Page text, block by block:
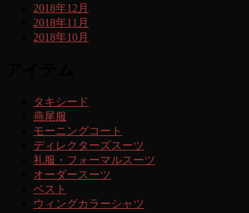
2018年12月
2018年11月
2018年10月
タキシード
燕尾服
モーニングコート
ディレクターズスーツ
礼服・フォーマルスーツ
オーダースーツ
ベスト
ウィングカラーシャツ